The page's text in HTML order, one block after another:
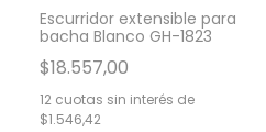
Escurridor extensible para
bacha Blanco GH-1823
$18.557,00
12 cuotas sin interés de
$1.546,42